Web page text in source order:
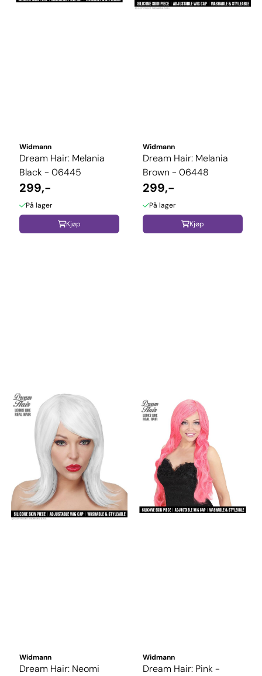
Widmann
Dream Hair: Melania
Black - 06445
299,-
På lager
Kjøp
Widmann
Dream Hair: Melania
Brown - 06448
299,-
På lager
Kjøp
Widmann
Dream Hair: Neomi
Widmann
Dream Hair: Pink -